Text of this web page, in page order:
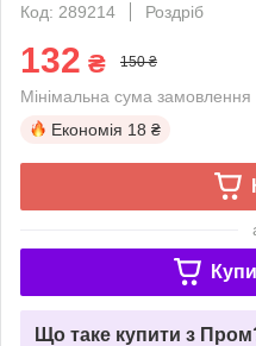
Код: 289214
Роздріб
132 ₴ 150 ₴
Мінімальна сума
Економія 18 ₴
Що таке купити з